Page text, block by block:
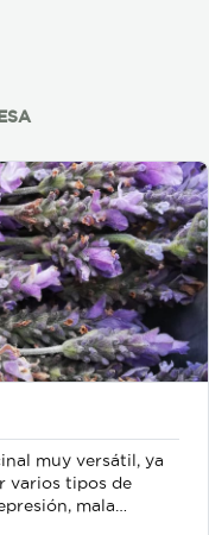
muy versátil, ya
varios tipos de
mala